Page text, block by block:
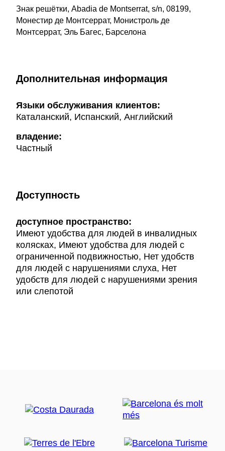
Знак решётки, Abadia de Montserrat, s/n, 08199,
Монестир де Монтсеррат, Монистроль де
Монтсеррат, Эль Багес, Барселона
Дополнительная информация
Языки обслуживания клиентов:
Каталанский, Испанский, Английский
владение:
Частный
Доступность
доступное пространство:
Имеют удобства для людей в инвалидных
колясках, Имеют удобства для людей с
ограниченной подвижностью, Нет удобств
для людей с нарушениями слуха, Нет
удобств для людей с нарушениями зрения
или слепотой